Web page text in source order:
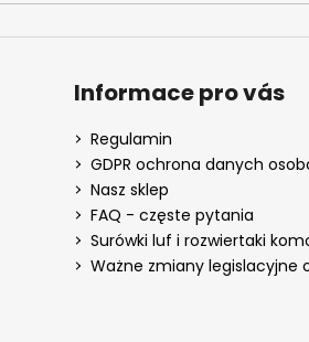
Informace pro vás
Regulamin
GDPR ochrona danych
Nasz sklep
FAQ - częste pytania
Surówki luf i rozwiertaki
Ważne zmiany legislacyjne